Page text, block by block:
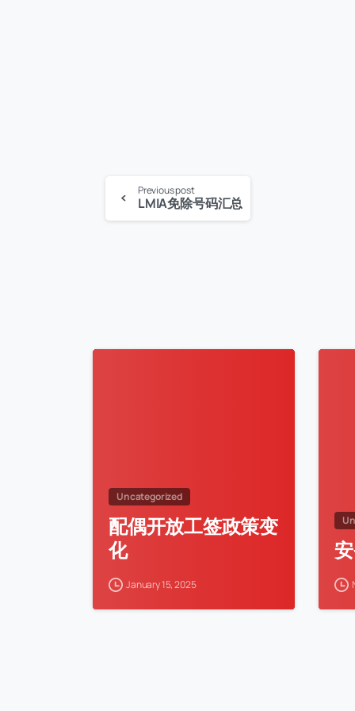
Continue
Previous post
LMIA免除号码汇总
Uncategorized
配偶开放工签政策变
化
January 15, 2025